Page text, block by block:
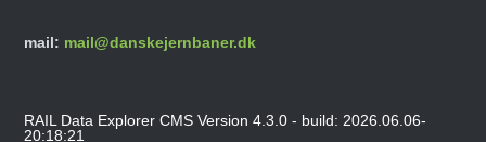
mail: mail@danskejernbaner.dk
RAIL Data Explorer CMS Version 4.3.0 - build: 2026.06.06-
20:18:21